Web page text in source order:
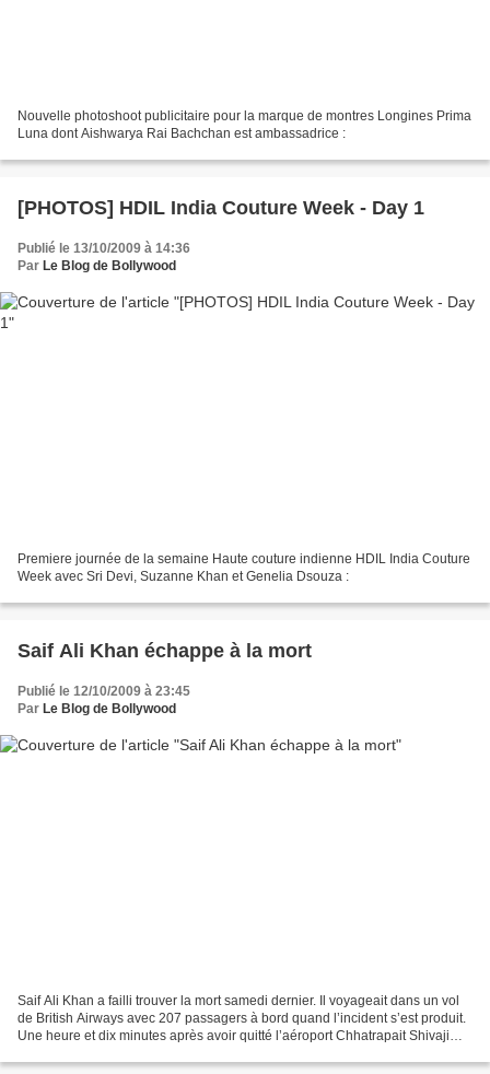
Nouvelle photoshoot publicitaire pour la marque de montres Longines Prima
Luna dont Aishwarya Rai Bachchan est ambassadrice :
[PHOTOS] HDIL India Couture Week - Day 1
Publié le 13/10/2009 à 14:36
Par Le Blog de Bollywood
Premiere journée de la semaine Haute couture indienne HDIL India Couture
Week avec Sri Devi, Suzanne Khan et Genelia Dsouza :
Saif Ali Khan échappe à la mort
Publié le 12/10/2009 à 23:45
Par Le Blog de Bollywood
Saif Ali Khan a failli trouver la mort samedi dernier. Il voyageait dans un vol
de British Airways avec 207 passagers à bord quand l’incident s’est produit.
Une heure et dix minutes après avoir quitté l’aéroport Chhatrapait Shivaji